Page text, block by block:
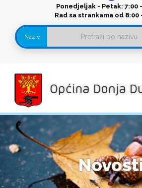
Ponedjeljak - Petak: 7:00 -
Rad sa strankama od 8:00
Naziv